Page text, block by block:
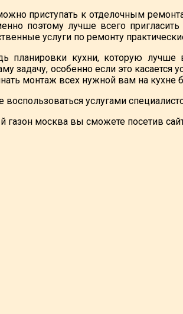
приступать к отделочным
поэтому лучше всего
услуги по ремонту
планировки кухни, которую
задачу, особенно если это
монтаж всех нужной вам на кухне
воспользоваться услугами
газон москва вы сможете посетив